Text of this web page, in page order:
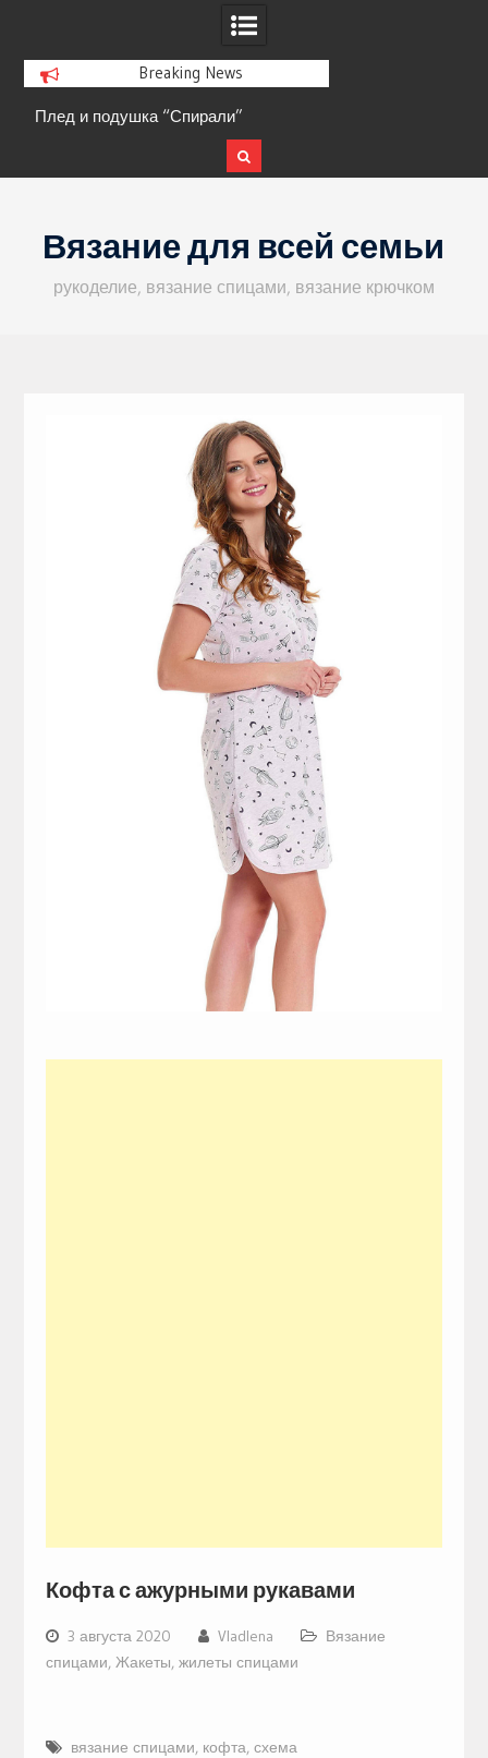
Breaking News
Плед и подушка “Спирали”
contentВязание для всей семьи
рукоделие, вязание спицами, вязание крючком
Кофта с ажурными рукавами
3 августа 2020 Vladlena
Вязание
спицами, Жакеты, жилеты спицами
вязание спицами, кофта, схема